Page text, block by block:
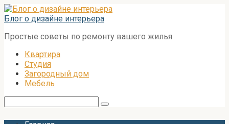
Перейти
к
Блог о дизайне интерьера
Простые советы по ремонту вашего жилья
Квартира
Студия
Загородный дом
Мебель